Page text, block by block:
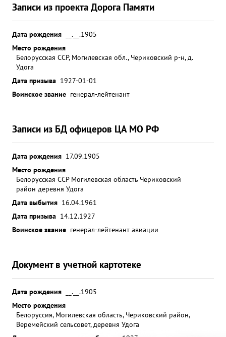
Записи из проекта Дорога Памяти
Дата рождения
__.__.1905
Место рождения
Белорусская ССР, Могилевская обл., Чериковский р-н, д.
Удога
Дата призыва 1927-01-01
Воинское звание генерал-лейтенант
Записи из БД офицеров ЦА МО РФ
Дата рождения 17.09.1905
Место рождения
Белорусская ССР Могилевская область Чериковский
район деревня Удога
Дата выбытия 16.04.1961
Дата призыва 14.12.1927
Воинское звание генерал-лейтенант авиации
Документ в учетной картотеке
Дата рождения
__.__.1905
Место рождения
Белоруссия, Могилевская область, Чериковский район,
Веремейский сельсовет, деревня Удога